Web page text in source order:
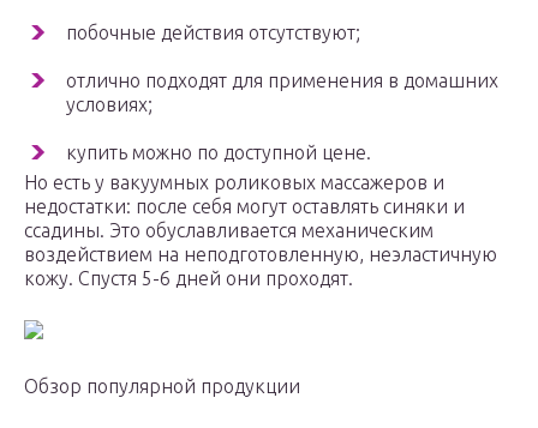
побочные действия отсутствуют;
отлично подходят для применения в домашних
условиях;
купить можно по доступной цене.
Но есть у вакуумных роликовых массажеров и
недостатки: после себя могут оставлять синяки и
ссадины. Это обуславливается механическим
воздействием на неподготовленную, неэластичную
кожу. Спустя 5-6 дней они проходят.
Обзор популярной продукции